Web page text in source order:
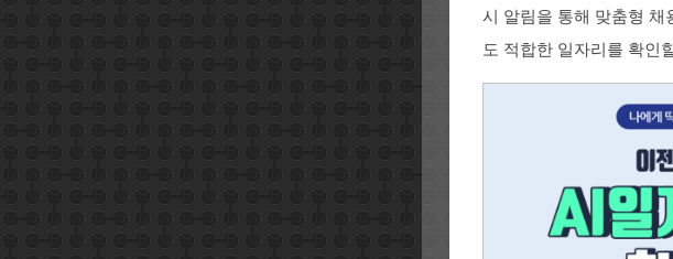
시 알림을 통해 맞춤형 채
도 적합한 일자리를 확인